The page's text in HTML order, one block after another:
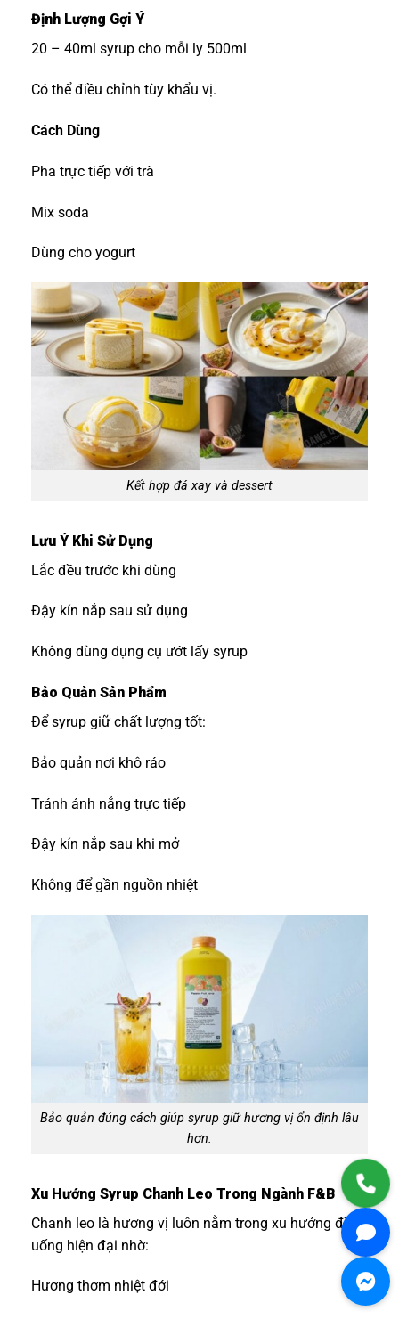
Định Lượng Gợi Ý
20 – 40ml syrup cho mỗi ly 500ml
Có thể điều chỉnh tùy khẩu vị.
Cách Dùng
Pha trực tiếp với trà
Mix soda
Dùng cho yogurt
Kết hợp đá xay và dessert
Lưu Ý Khi Sử Dụng
Lắc đều trước khi dùng
Đậy kín nắp sau sử dụng
Không dùng dụng cụ ướt lấy syrup
Bảo Quản Sản Phẩm
Để syrup giữ chất lượng tốt:
Bảo quản nơi khô ráo
Tránh ánh nắng trực tiếp
Đậy kín nắp sau khi mở
Không để gần nguồn nhiệt
Bảo quản đúng cách giúp syrup giữ hương vị ổn định lâu
hơn.
Xu Hướng Syrup Chanh Leo Trong Ngành F&B
Chanh leo là hương vị luôn nằm trong xu hướng đồ
uống hiện đại nhờ:
Hương thơm nhiệt đới